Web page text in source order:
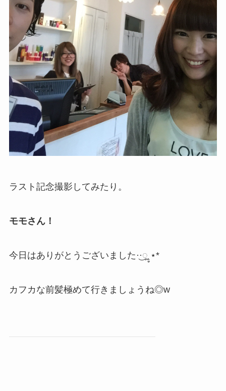
ラスト記念撮影してみたり。
モモさん！
今日はありがとうございました·͜·ೢ ⋆*
カフカな前髪極めて行きましょうね◎w